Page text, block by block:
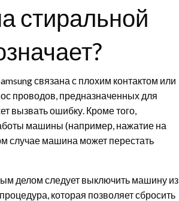
стиральной
связана с плохим контактом или
проводов, предназначенных для
вызвать ошибку. Кроме того,
машины (например, нажатие на
случае машина может перестать
делом следует выключить машину из
которая позволяет сбросить